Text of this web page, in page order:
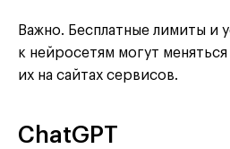
Важно. Бесплатные лимиты и
к нейросетям могут
их на сайтах сервисов.
ChatGPT